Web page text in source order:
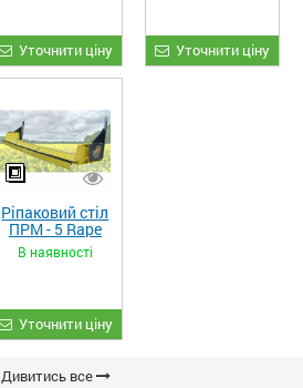
Уточнити ціну Уточнити ціну
Ріпаковий стіл
ПРМ - 5 Rape
Fiore
В наявності
Уточнити ціну
Дивитись все